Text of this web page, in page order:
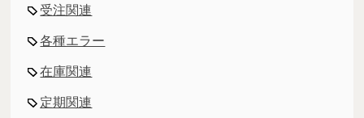
受注関連
各種エラー
在庫関連
定期関連